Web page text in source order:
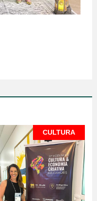
CULTURA